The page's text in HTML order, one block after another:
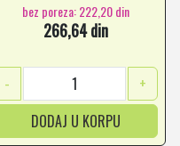
bez poreza: 222,20 din
266,64 din
-
+
DODAJ U KORPU